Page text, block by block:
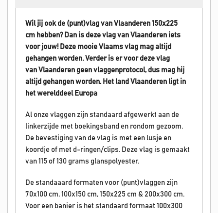
Wil jij ook de (punt)vlag van Vlaanderen 150x225
cm hebben? Dan is deze vlag van Vlaanderen iets
voor jouw! Deze mooie Vlaams vlag mag altijd
gehangen worden. Verder is er voor deze vlag
van Vlaanderen geen vlaggenprotocol, dus mag hij
altijd gehangen worden. Het land Vlaanderen ligt in
het werelddeel Europa
Al onze vlaggen zijn standaard afgewerkt aan de
linkerzijde met boekingsband en rondom gezoom.
De bevestiging van de vlag is met een lusje en
koordje of met d-ringen/clips. Deze vlag is gemaakt
van 115 of 130 grams glanspolyester.
De standaaard formaten voor (punt)vlaggen zijn
70x100 cm, 100x150 cm, 150x225 cm & 200x300 cm.
Voor een banier is het standaard formaat 100x300